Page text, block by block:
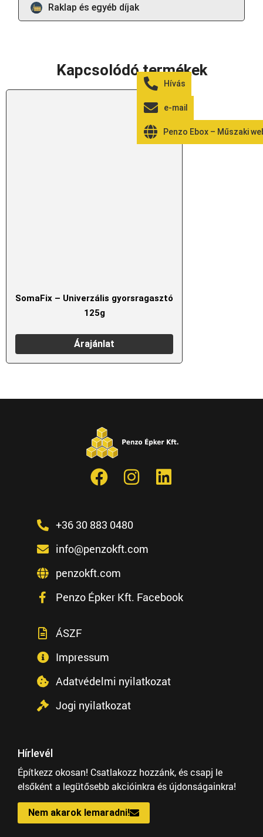
Raklap és egyéb díjak
Kapcsolódó termékek
SomaFix – Univerzális gyorsragasztó
125g
Árajánlat
+36 30 883 0480
info@penzokft.com
penzokft.com
Penzo Épker Kft. Facebook
ÁSZF
Impressum
Adatvédelmi nyilatkozat
Jogi nyilatkozat
Hírlevél
Építkezz okosan! Csatlakozz hozzánk, és csapj le
elsőként a legütősebb akcióinkra és újdonságainkra!
Nem akarok lemaradni!
Hívás
e-mail
Penzo Ebox – Műszaki